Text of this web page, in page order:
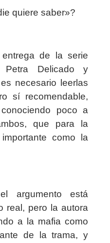
quiere saber»?
de la serie
Petra Delicado y
necesario leerlas
sí recomendable,
poco a
que para la
como la
argumento está
real, pero la autora
a la mafia como
de la trama, y